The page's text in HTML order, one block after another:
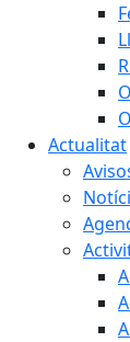
Actualitat